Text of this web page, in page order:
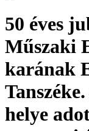
50 éves
Műszaki
karának
helye